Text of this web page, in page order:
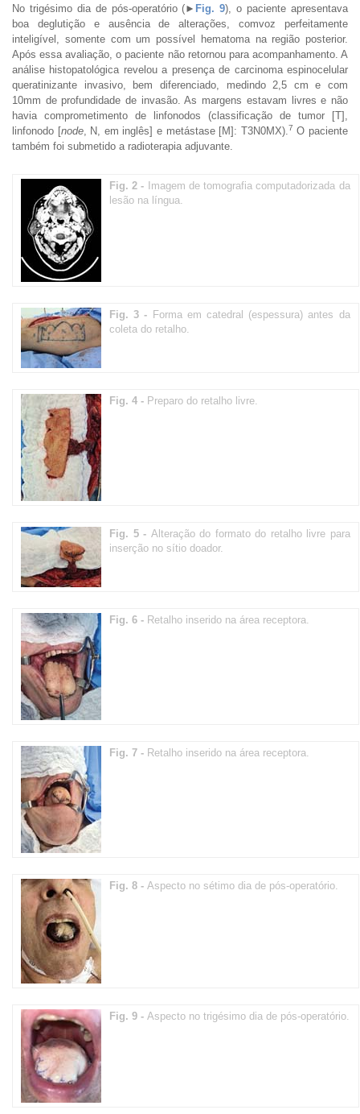
No trigésimo dia de pós-operatório (► Fig. 9), o paciente apresentava
boa deglutição e ausência de alterações, comvoz perfeitamente
inteligível, somente com um possível hematoma na região posterior.
Após essa avaliação, o paciente não retornou para acompanhamento. A
análise histopatológica revelou a presença de carcinoma espinocelular
queratinizante invasivo, bem diferenciado, medindo 2,5 cm e com
10mm de profundidade de invasão. As margens estavam livres e não
havia comprometimento de linfonodos (classificação de tumor [T],
linfonodo [node, N, em inglês] e metástase [M]: T3N0MX). 7 O paciente
também foi submetido a radioterapia adjuvante.
Fig. 2 -
Imagem de tomografia computadorizada da
lesão na língua.
Fig. 3 - Forma em catedral (espessura) antes da
coleta do retalho.
Fig. 4 - Preparo do retalho livre.
Fig. 5 - Alteração do formato do retalho livre para
inserção no sítio doador.
Fig. 6 - Retalho inserido na área receptora.
Fig. 7 - Retalho inserido na área receptora.
Fig. 8 - Aspecto no sétimo dia de pós-operatório.
Fig. 9 - Aspecto no trigésimo dia de pós-operatório.